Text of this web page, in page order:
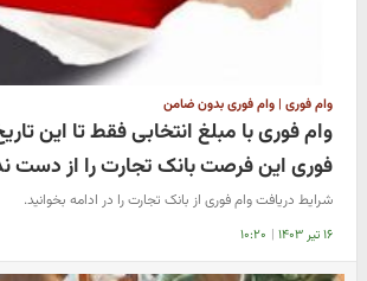
وام فوری | وام فوری بدون ضامن
وام فوری با مبلغ انتخابی فقط تا این
فوری این فرصت بانک تجارت را از دست
شرایط دریافت وام فوری از بانک تجارت را در ادامه بخوانید.
۱۶ تیر ۱۴۰۳ | ۱۰:۲۰